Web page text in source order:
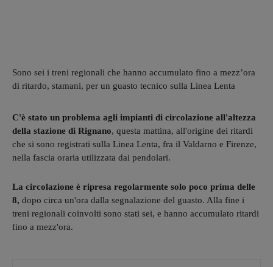
Sono sei i treni regionali che hanno accumulato fino a mezz’ora
di ritardo, stamani, per un guasto tecnico sulla Linea Lenta
C'è stato un problema agli impianti di circolazione all'altezza
della stazione di Rignano, questa mattina, all'origine dei ritardi
che si sono registrati sulla Linea Lenta, fra il Valdarno e Firenze,
nella fascia oraria utilizzata dai pendolari.
La circolazione è ripresa regolarmente solo poco prima delle
8, dopo circa un'ora dalla segnalazione del guasto. Alla fine i
treni regionali coinvolti sono stati sei, e hanno accumulato ritardi
fino a mezz'ora.